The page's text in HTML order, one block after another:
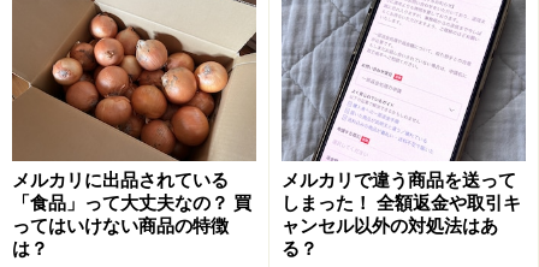
ません。
出品者のプロフィールもチェックしよう
出品者は自分の取引スタイルをプロフィールに書いてい
ることが多々あります。発送までの日数や、「週末の
み」など発送のタイミングが書かれていることも。プロ
フィールもしっかり確認しておきたいですね。
メルカリに出品されている
「食品」って大丈夫なの？ 買
ってはいけない商品の特徴
は？
メルカリで違う商品を送って
しまった！ 全額返金や取引キ
ャンセル以外の対処法はあ
る？